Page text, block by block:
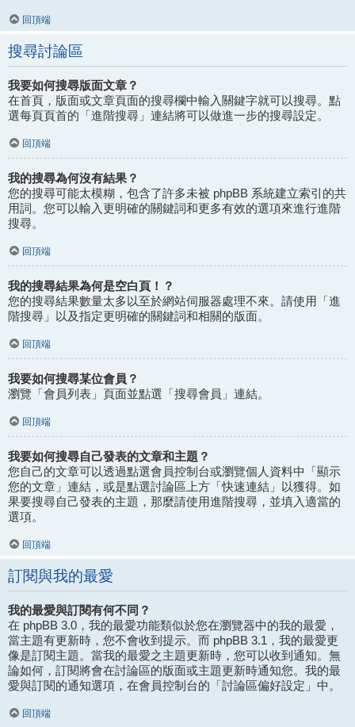
回頂端
搜尋討論區
我要如何搜尋版面文章？
在首頁，版面或文章頁面的搜尋欄中輸入關鍵字就可以搜尋。點
選每頁頁首的「進階搜尋」連結將可以做進一步的搜尋設定。
回頂端
我的搜尋為何沒有結果？
您的搜尋可能太模糊，包含了許多未被 phpBB 系統建立索引的共
用詞。您可以輸入更明確的關鍵詞和更多有效的選項來進行進階
搜尋。
回頂端
我的搜尋結果為何是空白頁！？
您的搜尋結果數量太多以至於網站伺服器處理不來。請使用「進
階搜尋」以及指定更明確的關鍵詞和相關的版面。
回頂端
我要如何搜尋某位會員？
瀏覽「會員列表」頁面並點選「搜尋會員」連結。
回頂端
我要如何搜尋自己發表的文章和主題？
您自己的文章可以透過點選會員控制台或瀏覽個人資料中「顯示
您的文章」連結，或是點選討論區上方「快速連結」以獲得。如
果要搜尋自己發表的主題，那麼請使用進階搜尋，並填入適當的
選項。
回頂端
訂閱與我的最愛
我的最愛與訂閱有何不同？
在 phpBB 3.0，我的最愛功能類似於您在瀏覽器中的我的最愛，
當主題有更新時，您不會收到提示。而 phpBB 3.1，我的最愛更
像是訂閱主題。當我的最愛之主題更新時，您可以收到通知。無
論如何，訂閱將會在討論區的版面或主題更新時通知您。我的最
愛與訂閱的通知選項，在會員控制台的「討論區偏好設定」中。
回頂端